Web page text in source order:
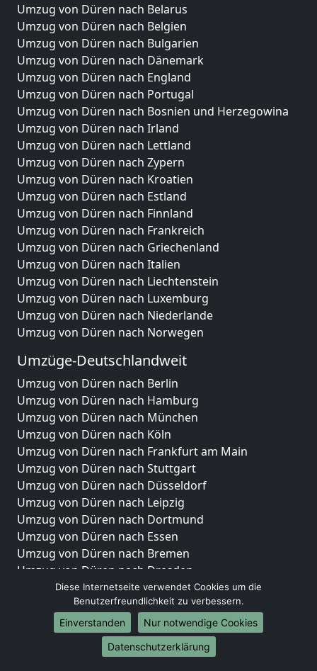
Umzug von Düren nach Belarus
Umzug von Düren nach Belgien
Umzug von Düren nach Bulgarien
Umzug von Düren nach Dänemark
Umzug von Düren nach England
Umzug von Düren nach Portugal
Umzug von Düren nach Bosnien und Herzegowina
Umzug von Düren nach Irland
Umzug von Düren nach Lettland
Umzug von Düren nach Zypern
Umzug von Düren nach Kroatien
Umzug von Düren nach Estland
Umzug von Düren nach Finnland
Umzug von Düren nach Frankreich
Umzug von Düren nach Griechenland
Umzug von Düren nach Italien
Umzug von Düren nach Liechtenstein
Umzug von Düren nach Luxemburg
Umzug von Düren nach Niederlande
Umzug von Düren nach Norwegen
Umzüge-Deutschlandweit
Umzug von Düren nach Berlin
Umzug von Düren nach Hamburg
Umzug von Düren nach München
Umzug von Düren nach Köln
Umzug von Düren nach Frankfurt am Main
Umzug von Düren nach Stuttgart
Umzug von Düren nach Düsseldorf
Umzug von Düren nach Leipzig
Umzug von Düren nach Dortmund
Umzug von Düren nach Essen
Umzug von Düren nach Bremen
Umzug von Düren nach Dresden
Umzug von Düren nach Hannover
Umzug von Düren nach Nürnberg
Umzug von Düren nach Duisburg
Umzug von Düren nach Bochum
Umzug von Düren nach Wuppertal
Diese Internetseite verwendet Cookies um die
Benutzerfreundlichkeit zu verbessern.
Einverstanden
Nur notwendige Cookies
Datenschutzerklärung